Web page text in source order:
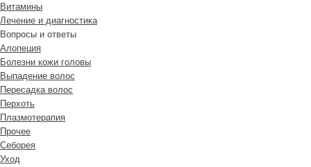
Витамины
Лечение и диагностика
Вопросы и ответы
Алопеция
Болезни кожи головы
Выпадение волос
Пересадка волос
Перхоть
Плазмотерапия
Прочее
Себорея
Уход